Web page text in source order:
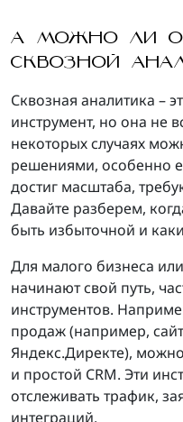
А МОЖНО ЛИ
СКВОЗНОЙ
Сквозная аналитика –
инструмент, но она не
некоторых случаях
решениями, особенно
достиг масштаба,
Давайте разберем,
быть избыточной и
Для малого бизнеса
начинают свой путь,
инструментов.
продаж (например,
Яндекс.Директе),
и простой CRM. Эти
отслеживать трафик,
интеграций.